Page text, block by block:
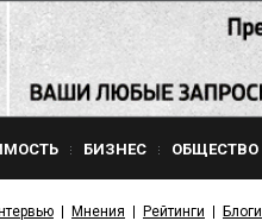
БИЗНЕС ОБЩЕСТВО
Мнения Рейтинги Блоги